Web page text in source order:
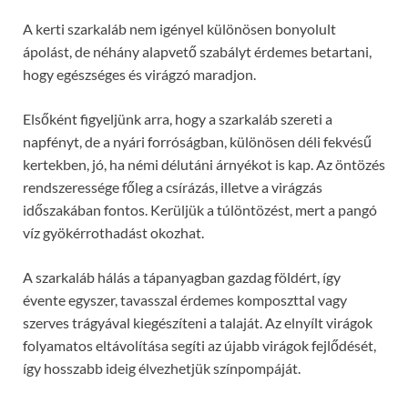
A kerti szarkaláb nem igényel különösen bonyolult
ápolást, de néhány alapvető szabályt érdemes betartani,
hogy egészséges és virágzó maradjon.
Elsőként figyeljünk arra, hogy a szarkaláb szereti a
napfényt, de a nyári forróságban, különösen déli fekvésű
kertekben, jó, ha némi délutáni árnyékot is kap. Az öntözés
rendszeressége főleg a csírázás, illetve a virágzás
időszakában fontos. Kerüljük a túlöntözést, mert a pangó
víz gyökérrothadást okozhat.
A szarkaláb hálás a tápanyagban gazdag földért, így
évente egyszer, tavasszal érdemes komposzttal vagy
szerves trágyával kiegészíteni a talaját. Az elnyílt virágok
folyamatos eltávolítása segíti az újabb virágok fejlődését,
így hosszabb ideig élvezhetjük színpompáját.